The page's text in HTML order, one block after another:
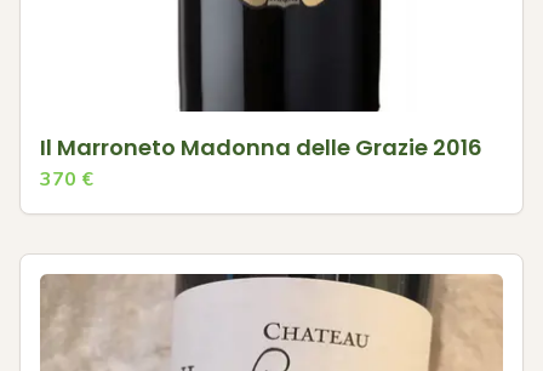
Il Marroneto Madonna delle Grazie 2016
370 €